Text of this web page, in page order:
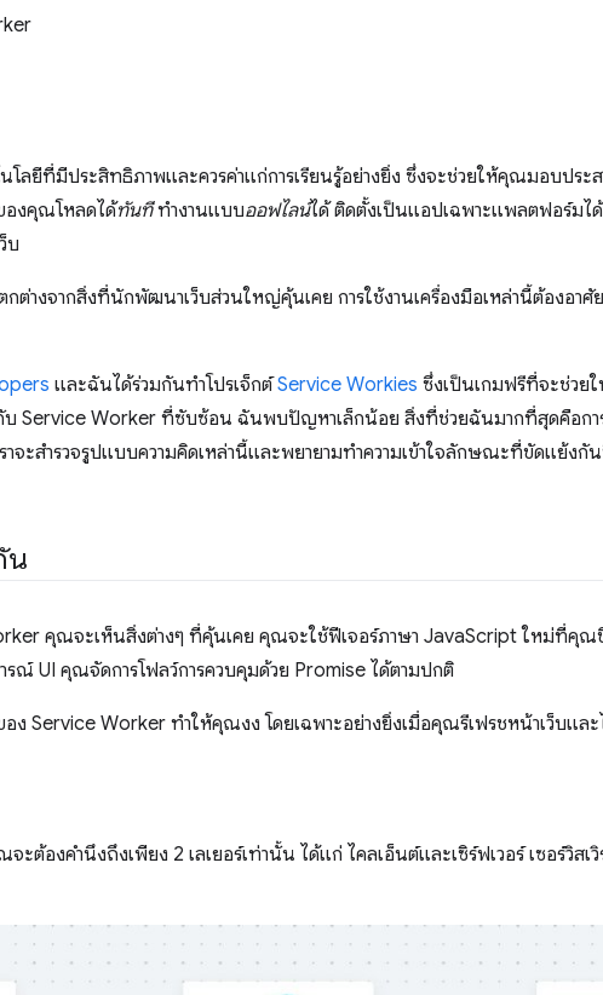
โลยีที่มีประสิทธิภาพและควรค่าแก่การเรียนรู้อย่างยิ่ง ซึ่งจะช่วยให้คุณมอบปร
องคุณโหลดได้ทันทีทำงานแบบออฟไลน์ได้ ติดตั้งเป็นแอปเฉพาะแพลตฟอร์มไ
บ
างจากสิ่งที่นักพัฒนาเว็บส่วนใหญ่คุ้นเคย การใช้งานเครื่องมือเหล่านี้ต้องอาศั
และฉันได้ร่วมกันทำโปรเจ็กต์Service Workies ซึ่งเป็นเกมฟรีที่จะช่วย
กับ Service Worker ที่ซับซ้อน ฉันพบปัญหาเล็กน้อย สิ่งที่ช่วยฉันมากที่สุดคือก
จะสำรวจรูปแบบความคิดเหล่านี้และพยายามทำความเข้าใจลักษณะที่ขัดแย้งกั
น
คุณจะเห็นสิ่งต่างๆ ที่คุ้นเคย คุณจะใช้ฟีเจอร์ภาษา JavaScript ใหม่ที่คุ
รณ์ UI คุณจัดการโฟลว์การควบคุมด้วย Promise ได้ตามปกติ
Service Worker ทําให้คุณงง โดยเฉพาะอย่างยิ่งเมื่อคุณรีเฟรชหน้าเว็บและ
ะต้องคำนึงถึงเพียง 2 เลเยอร์เท่านั้น ได้แก่ ไคลเอ็นต์และเซิร์ฟเวอร์ เซอร์วิสเ